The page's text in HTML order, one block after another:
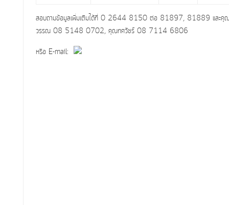
สอบถามข้อมูลเพิ่มเติมได้ที่ 0 2644 8150 ต่อ 81897, 81889 และคุ
วรรณ 08 5148 0702, คุณทศวัชร์ 08 7114 6806
หรือ E-mail: